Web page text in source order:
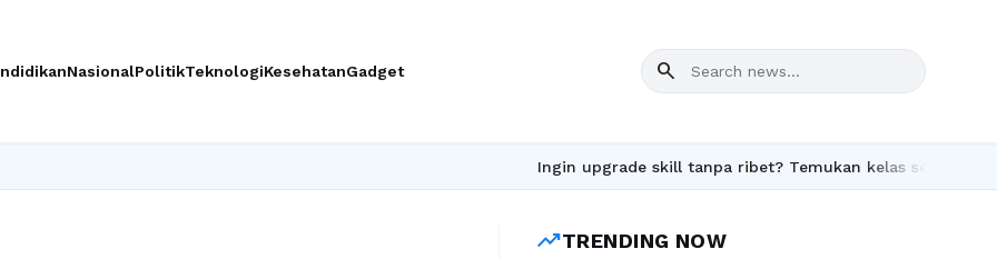
NasionalPolitikTeknologiKesehatanGadget search
Ingin upgrade skill tanpa ribet? Temukan kelas seru dan materi
trending_upTRENDING NOW